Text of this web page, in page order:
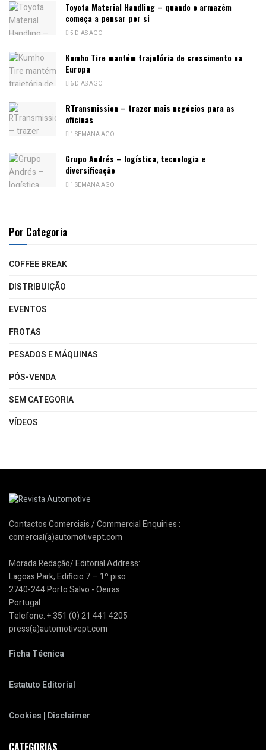
Toyota Material Handling – quando o armazém
começa a pensar por si
5 DIAS AGO
Kumho Tire mantém trajetória de crescimento na
Europa
6 DIAS AGO
RTransmission – trazer mais negócios para as
oficinas
1 SEMANA AGO
Grupo Andrés – logística, tecnologia e
diversificação
1 SEMANA AGO
Por Categoria
COFFEE BREAK
DISTRIBUIÇÃO
EVENTOS
FROTAS
PESADOS E MÁQUINAS
PÓS-VENDA
SEM CATEGORIA
VÍDEOS
Contactos Comerciais / Commercial Enquiries :
comercial(a)automotivept.com
Morada Redação/ Editorial Address:
Lagoas Park, Edificio 7 – 1º piso
2740-244 Porto Salvo - Oeiras
Portugal
Telefone: + 351 (0) 21 441 4205
press(a)automotivept.com
Ficha Técnica
Estatuto Editorial
Cookies | Disclaimer